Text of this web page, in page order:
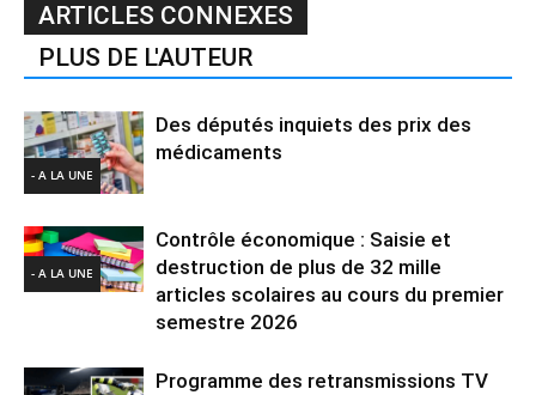
ARTICLES CONNEXES
PLUS DE L'AUTEUR
- A LA UNE
Des députés inquiets des prix des
médicaments
- A LA UNE
Contrôle économique : Saisie et
destruction de plus de 32 mille
articles scolaires au cours du premier
semestre 2026
Programme des retransmissions TV